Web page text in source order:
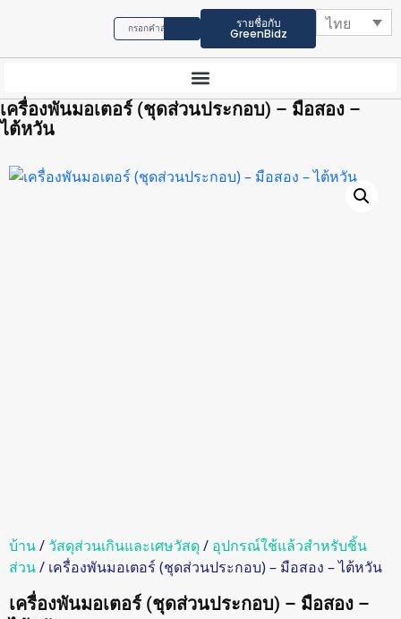
รายชื่อกับ
GreenBidz
ไทย
เครื่องพันมอเตอร์ (ชุดส่วนประกอบ) – มือสอง –
ไต้หวัน
บ้าน/ วัสดุส่วนเกินและเศษวัสดุ/ อุปกรณ์ใช้แล้วสำหรับชิ้น
ส่วน/ เครื่องพันมอเตอร์ (ชุดส่วนประกอบ) – มือสอง – ไต้หวัน
เครื่องพันมอเตอร์ (ชุดส่วนประกอบ) – มือสอง –